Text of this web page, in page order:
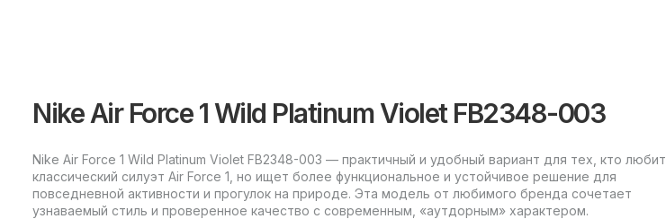
Nike Air Force 1 Wild Platinum Violet FB2348-003
Nike Air Force 1 Wild Platinum Violet FB2348-003 — практичный и удобный вариант для тех, кто любит
классический силуэт Air Force 1, но ищет более функциональное и устойчивое решение для
повседневной активности и прогулок на природе. Эта модель от любимого бренда сочетает
узнаваемый стиль и проверенное качество с современным, «аутдорным» характером.